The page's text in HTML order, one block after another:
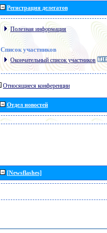
Регистрация делегатов
Полезная информация
Список участников
Окончательный список участников
Относящиеся конференции
Отдел новостей
[Newsflashes]